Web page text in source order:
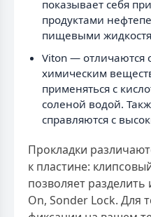
показывает себя
продуктами
пищевыми
Viton — отличаются
химическим
применяться с
соленой водой.
справляются с
Прокладки
к пластине:
позволяет
On, Sonder Lock. Для